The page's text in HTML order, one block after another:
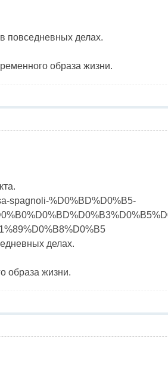
повседневных делах.
образа жизни.
spagnoli-%D0%BD%D0%B5-
делах.
образа жизни.